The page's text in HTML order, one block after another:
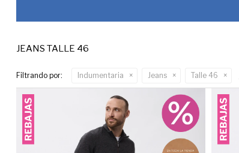
JEANS TALLE 46
Filtrando por: Indumentaria Jeans Talle 46